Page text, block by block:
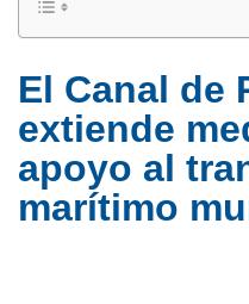
El Canal de
extiende
apoyo al
marítimo